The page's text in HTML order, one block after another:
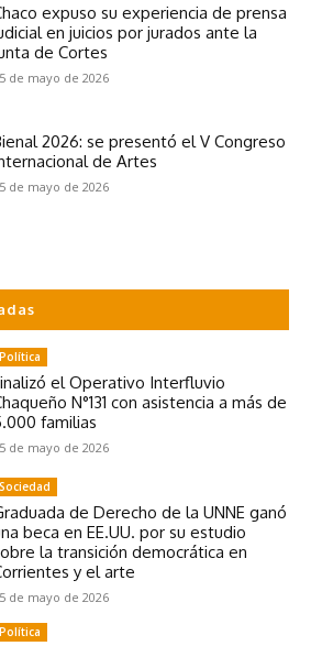
expuso su experiencia de prensa
en juicios por jurados ante la
de Cortes
de mayo de 2026
2026: se presentó el V Congreso
de Artes
de mayo de 2026
Política
el Operativo Interfluvio
N°131 con asistencia a más de
familias
de mayo de 2026
Sociedad
de Derecho de la UNNE ganó
beca en EE.UU. por su estudio
la transición democrática en
y el arte
de mayo de 2026
Política